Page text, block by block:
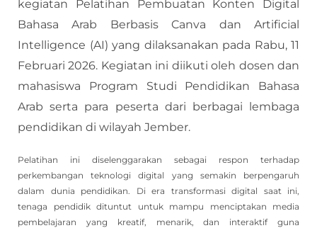
kegiatan Pelatihan Pembuatan Konten Digital
Bahasa Arab Berbasis Canva dan Artificial
Intelligence (AI) yang dilaksanakan pada Rabu, 11
Februari 2026. Kegiatan ini diikuti oleh dosen dan
mahasiswa Program Studi Pendidikan Bahasa
Arab serta para peserta dari berbagai lembaga
pendidikan di wilayah Jember.
Pelatihan ini diselenggarakan sebagai respon terhadap
perkembangan teknologi digital yang semakin berpengaruh
dalam dunia pendidikan. Di era transformasi digital saat ini,
tenaga pendidik dituntut untuk mampu menciptakan media
pembelajaran yang kreatif, menarik, dan interaktif guna